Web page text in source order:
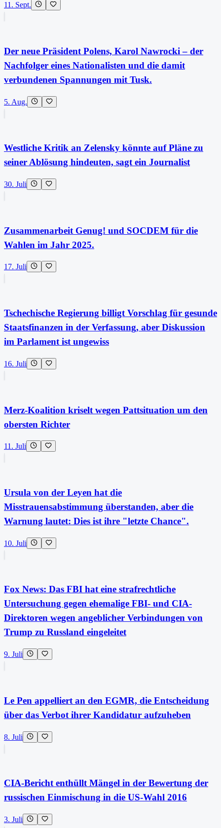
11. Sept.
Der neue Präsident Polens, Karol Nawrocki – der
Nachfolger eines Nationalisten und die damit
verbundenen Spannungen mit Tusk.
5. Aug.
Westliche Kritik an Zelensky könnte auf Pläne zu
seiner Ablösung hindeuten, sagt ein Journalist
30. Juli
Zusammenarbeit Genug! und SOCDEM für die
Wahlen im Jahr 2025.
17. Juli
Tschechische Regierung billigt Vorschlag für gesunde
Staatsfinanzen in der Verfassung, aber Diskussion
im Parlament ist ungewiss
16. Juli
Merz-Koalition kriselt wegen Pattsituation um den
obersten Richter
11. Juli
Ursula von der Leyen hat die
Misstrauensabstimmung überstanden, aber die
Warnung lautet: Dies ist ihre "letzte Chance".
10. Juli
Fox News: Das FBI hat eine strafrechtliche
Untersuchung gegen ehemalige FBI- und CIA-
Direktoren wegen angeblicher Verbindungen von
Trump zu Russland eingeleitet
9. Juli
Le Pen appelliert an den EGMR, die Entscheidung
über das Verbot ihrer Kandidatur aufzuheben
8. Juli
CIA-Bericht enthüllt Mängel in der Bewertung der
russischen Einmischung in die US-Wahl 2016
3. Juli